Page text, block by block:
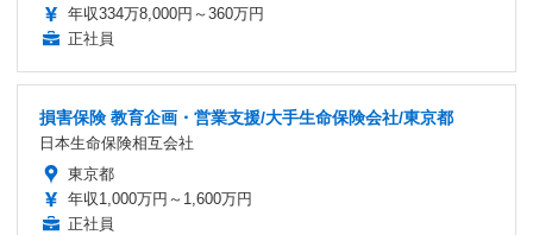
年収334万8,000円～360万円
正社員
損害保険 教育企画・営業支援/大手生命保険会社/東京都
日本生命保険相互会社
東京都
年収1,000万円～1,600万円
正社員